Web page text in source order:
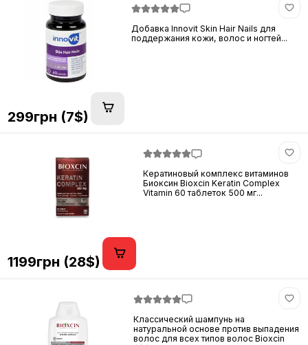
Добавка Innovit Skin Hair Nails для
поддержания кожи, волос и ногтей...
299грн (7$)
Кератиновый комплекс витаминов
Биоксин Bioxcin Keratin Complex
Vitamin 60 таблеток 500 мг...
1199грн (28$)
Классический шампунь на
натуральной основе против выпадения
волос для всех типов волос Bioxcin